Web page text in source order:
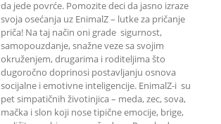
da jede povrće. Pomozite deci da jasno izraze
svoja osećanja uz EnimalZ – lutke za pričanje
priča! Na taj način oni grade sigurnost,
samopouzdanje, snažne veze sa svojim
okruženjem, drugarima i roditeljima što
dugoročno doprinosi postavljanju osnova
socijalne i emotivne inteligencije. EnimalZ-i su
pet simpatičnih životinjica – meda, zec, sova,
mačka i slon koji nose tipične emocije, brige,